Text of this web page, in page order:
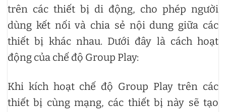
trên các thiết bị di động, cho phép người
dùng kết nối và chia sẻ nội dung giữa các
thiết bị khác nhau. Dưới đây là cách hoạt
động của chế độ Group Play:
Khi kích hoạt chế độ Group Play trên các
thiết bị cùng mạng, các thiết bị này sẽ tạo